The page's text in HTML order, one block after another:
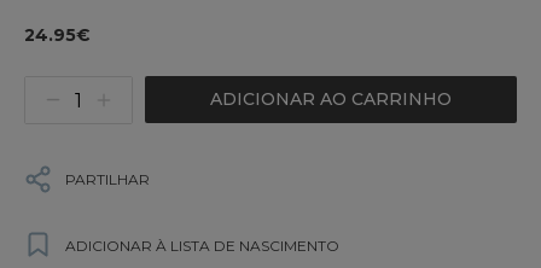
24.95€
ADICIONAR AO CARRINHO
PARTILHAR
ADICIONAR À LISTA DE NASCIMENTO